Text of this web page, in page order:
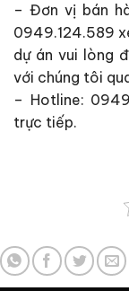
– Đơn vị bán
0949.124.589
dự án vui lòng
với chúng tôi
– Hotline:
trực tiếp.